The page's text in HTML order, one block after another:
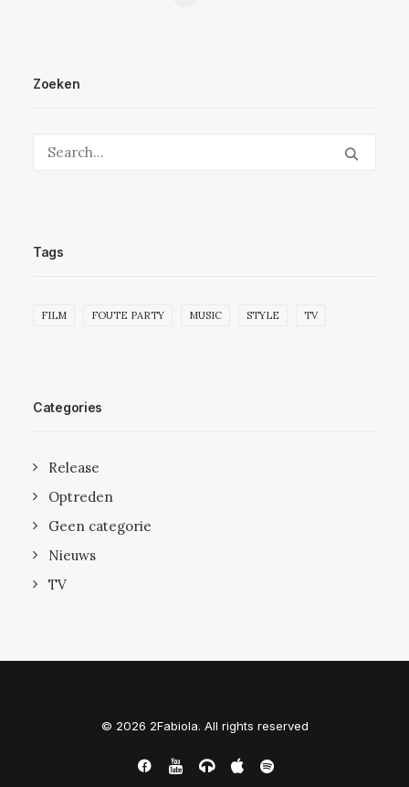
Zoeken
Tags
FILM FOUTE PARTY MUSIC STYLE TV
Categories
Release
Optreden
Geen categorie
Nieuws
TV
© 2026 2Fabiola. All rights reserved